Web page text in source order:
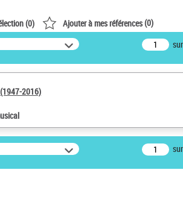
(0) Ajouter à mes références(0)
2016)